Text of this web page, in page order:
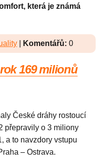
která je známá
Komentářů: 0
169 milionů
České dráhy rostoucí
přepravily o 3 miliony
a to navzdory vstupu
– Ostrava.